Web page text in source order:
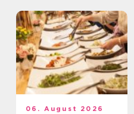
06. August 2026